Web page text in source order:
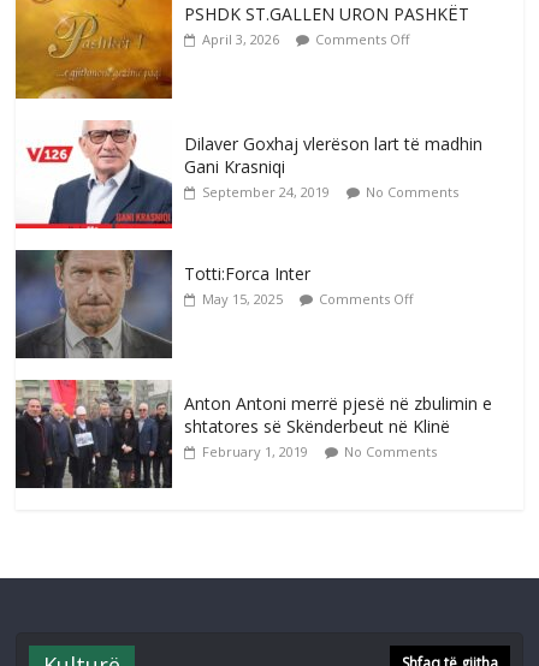
PSHDK ST.GALLEN URON PASHKËT
April 3, 2026 Comments Off
Dilaver Goxhaj vlerëson lart të madhin
Gani Krasniqi
September 24, 2019 No Comments
Totti:Forca Inter
May 15, 2025 Comments Off
Anton Antoni merrë pjesë në zbulimin e
shtatores së Skënderbeut në Klinë
February 1, 2019 No Comments